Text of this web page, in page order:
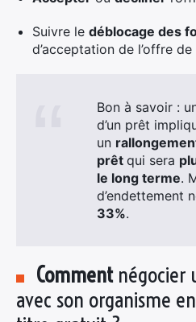
Suivre le déblocage des
d’acceptation de l’offre
Bon à savoir :
d’un prêt
un
prêt qui sera
le long terme.
d’endettement
33%.
Comment négocier
avec son organisme
Rechercher